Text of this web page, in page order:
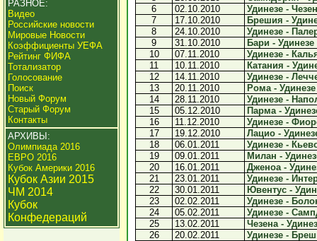
РАЗНОЕ:
Видео
Российские новости
Мировые Новости
Коэффициенты УЕФА
Рейтинг ФИФА
Тотализатор
Голосование
Поиск
Новый Форум
Старый Форум
Контакты
АРХИВЫ:
Олимпиада 2016
ЕВРО 2016
Кубок Америки 2016
Кубок Азии 2015
ЧМ 2014
Кубок
Конфедераций
6
02.10.2010
Удинезе -
7
17.10.2010
Брешия -
8
24.10.2010
Удинезе -
9
31.10.2010
Бари - Удинезе
10
07.11.2010
Удинезе -
11
10.11.2010
Катания -
12
14.11.2010
Удинезе -
13
20.11.2010
Рома -
14
28.11.2010
Удинезе -
15
05.12.2010
Парма -
16
11.12.2010
Удинезе -
17
19.12.2010
Лацио -
18
06.01.2011
Удинезе -
19
09.01.2011
Милан -
20
16.01.2011
Дженоа -
21
23.01.2011
Удинезе -
22
30.01.2011
Ювентус -
23
02.02.2011
Удинезе -
24
05.02.2011
Удинезе -
25
13.02.2011
Чезена -
26
20.02.2011
Удинезе -